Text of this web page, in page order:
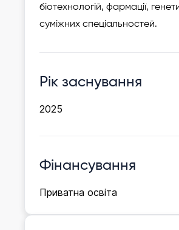
біотехнологій, фармації,
суміжних спеціальностей.
Рік заснування
2025
Фінансування
Приватна освіта